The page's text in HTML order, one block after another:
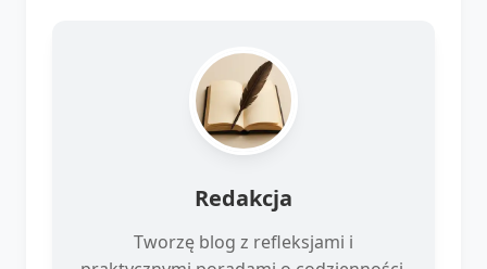
Redakcja
Tworzę blog z refleksjami i